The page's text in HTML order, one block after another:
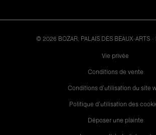
© 2026 BOZAR. PALAIS DES BEAUX-ARTS -
Vie privée
Conditions de vente
Conditions d'utilisation du site
Politique d'utilisation des
Déposer une plainte